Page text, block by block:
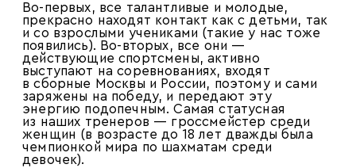
Во-первых, все талантливые и молодые,
прекрасно находят контакт как с детьми, так
и со взрослыми учениками (такие у нас тоже
появились). Во-вторых, все они —
действующие спортсмены, активно
выступают на соревнованиях, входят
в сборные Москвы и России, поэтому и сами
заряжены на победу, и передают эту
энергию подопечным. Самая статусная
из наших тренеров — гроссмейстер среди
женщин (в возрасте до 18 лет дважды была
чемпионкой мира по шахматам среди
девочек).